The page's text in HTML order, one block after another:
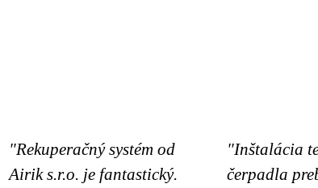
"Rekuperačný systém od
Airik s.r.o. je fantastický.
"Inštalácia
čerpadla